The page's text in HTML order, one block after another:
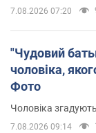
7.08.2026 07:20
"Чудовий
чоловіка,
Фото
Чоловіка
7.08.2026 09:14